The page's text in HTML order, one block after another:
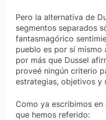
Pero la alternativa de
segmentos separados
fantasmagórico
pueblo es por sí
por más que Dussel
proveé ningún criterio
estrategias, objetivos y
Como ya escribimos
que hemos referido: